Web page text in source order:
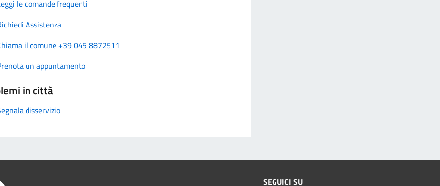
le domande frequenti
Assistenza
il comune +39 045 8872511
un appuntamento
in città
disservizio
SEGUICI SU